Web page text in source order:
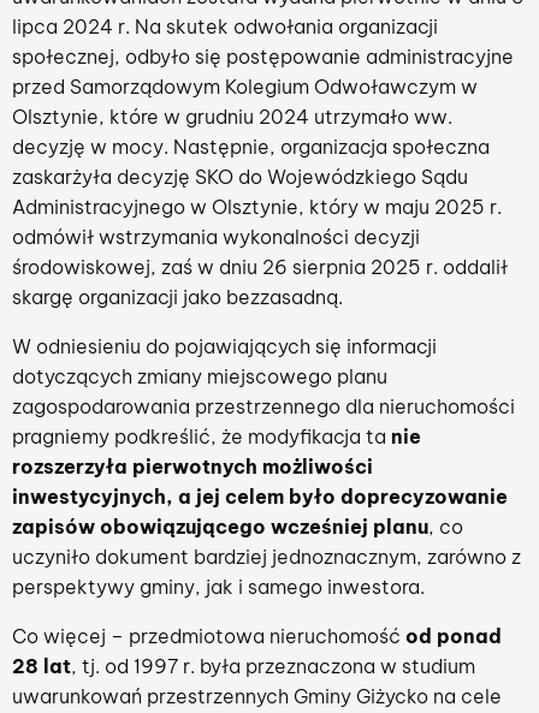
lipca 2024 r. Na skutek odwołania organizacji
społecznej, odbyło się postępowanie administracyjne
przed Samorządowym Kolegium Odwoławczym w
Olsztynie, które w grudniu 2024 utrzymało ww.
decyzję w mocy. Następnie, organizacja społeczna
zaskarżyła decyzję SKO do Wojewódzkiego Sądu
Administracyjnego w Olsztynie, który w maju 2025 r.
odmówił wstrzymania wykonalności decyzji
środowiskowej, zaś w dniu 26 sierpnia 2025 r. oddalił
skargę organizacji jako bezzasadną.
W odniesieniu do pojawiających się informacji
dotyczących zmiany miejscowego planu
zagospodarowania przestrzennego dla nieruchomości
pragniemy podkreślić, że modyfikacja ta nie
rozszerzyła pierwotnych możliwości
inwestycyjnych, a jej celem było doprecyzowanie
zapisów obowiązującego wcześniej planu, co
uczyniło dokument bardziej jednoznacznym, zarówno z
perspektywy gminy, jak i samego inwestora.
Co więcej – przedmiotowa nieruchomość od ponad
28 lat, tj. od 1997 r. była przeznaczona w studium
uwarunkowań przestrzennych Gminy Giżycko na cele